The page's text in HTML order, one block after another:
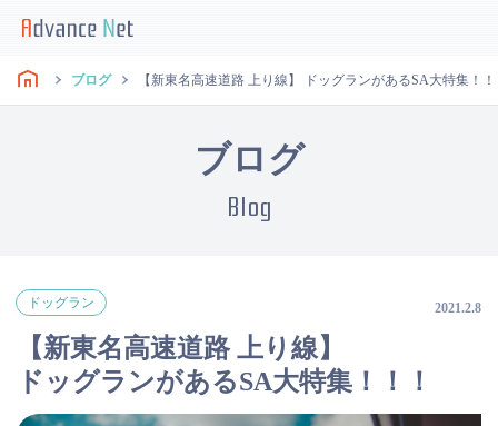
ブログ 【新東名高速道路 上り線】 ドッグランがあるSA大特集
ブログ
Blog
ドッグラン 2021.2.8
【新東名高速道路 上り線】
ドッグランがあるSA大特集！！！